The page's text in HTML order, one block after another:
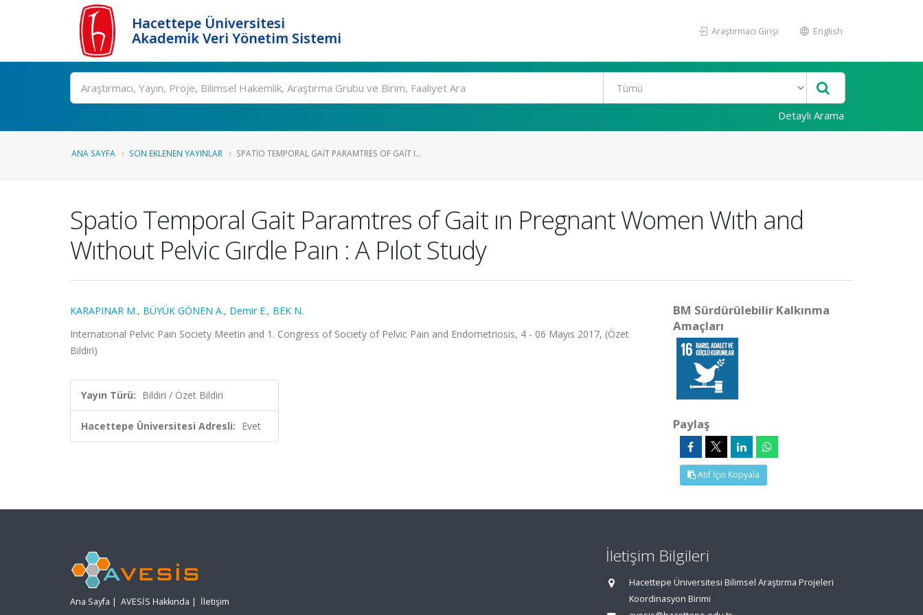
Hacettepe Üniversitesi
Akademik Veri Yönetim Sistemi
Araştırmacı Girişi English
Ara
Detaylı Arama
ANA SAYFA SON EKLENEN YAYINLAR SPATIO TEMPORAL GAIT PARAMTRES OF GAIT I...
Spatio Temporal Gait Paramtres of Gait ın Pregnant Women Wıth and
Wıthout Pelvic Gırdle Paın : A Pılot Study
KARAPINAR M., BÜYÜK GÖNEN A., Demir E., BEK N.
Internatıonal Pelvic Paın Society Meetin and 1. Congress of Socıety of Pelvic Pain and Endometriosis, 4 - 06 Mayıs 2017, (Özet
Bildiri)
Yayın Türü: Bildiri / Özet Bildiri
Hacettepe Üniversitesi Adresli: Evet
BM Sürdürülebilir Kalkınma
Amaçları
Paylaş
Atıf İçin Kopyala
Ana Sayfa | AVESİS Hakkında | İletişim
İletişim Bilgileri
Hacettepe Üniversitesi Bilimsel Araştırma Projeleri
Koordinasyon Birimi